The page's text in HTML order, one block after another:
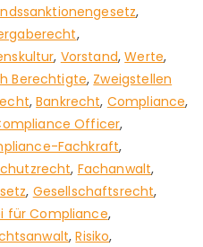
,
,
, Vorstand,Werte,
Berechtigte, Zweigstellen
,Bankrecht, Compliance,
Officer,
Fachkraft,
, Fachanwalt,
, Gesellschaftsrecht,
für Compliance,
,Risiko,